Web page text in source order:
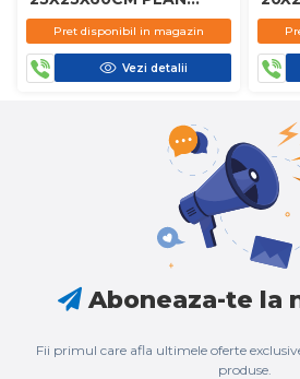
D450
Pret disponibil in magazin
Vezi detalii
Aboneaza-te la
Fii primul care afla ultimele oferte
produse.